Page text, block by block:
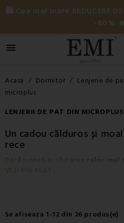
🛍️ Cea mai mare REDUCERE
-60% 🔥

Acasa Dormitor Lenjerie de
microplus
LENJERII DE PAT DIN MICROPLUS
Un cadou călduros și
rece
Dacă sunteți în căutarea
celor mai
lenjerii de pat
țesătură fină și densă din
VEZI MAI MULT...
Se afiseaza 1-12 din 26 produs(e)